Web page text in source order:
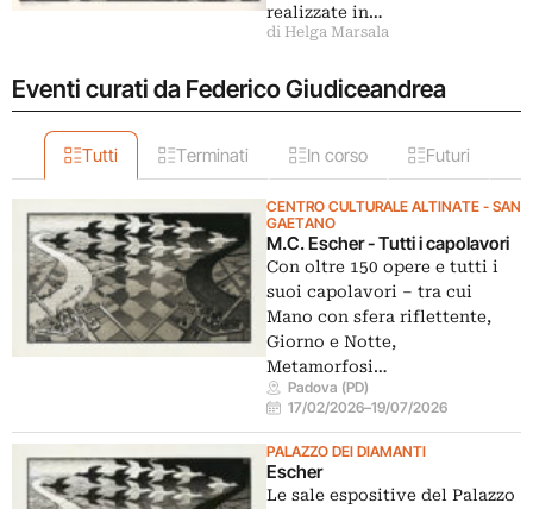
realizzate in…
di Helga Marsala
Eventi curati da Federico Giudiceandrea
Tutti Terminati In corso Futuri
CENTRO CULTURALE ALTINATE - SAN
GAETANO
M.C. Escher - Tutti i capolavori
Con oltre 150 opere e tutti i
suoi capolavori – tra cui
Mano con sfera riflettente,
Giorno e Notte,
Metamorfosi…
Padova (PD)
17/02/2026–19/07/2026
PALAZZO DEI DIAMANTI
Escher
Le sale espositive del Palazzo